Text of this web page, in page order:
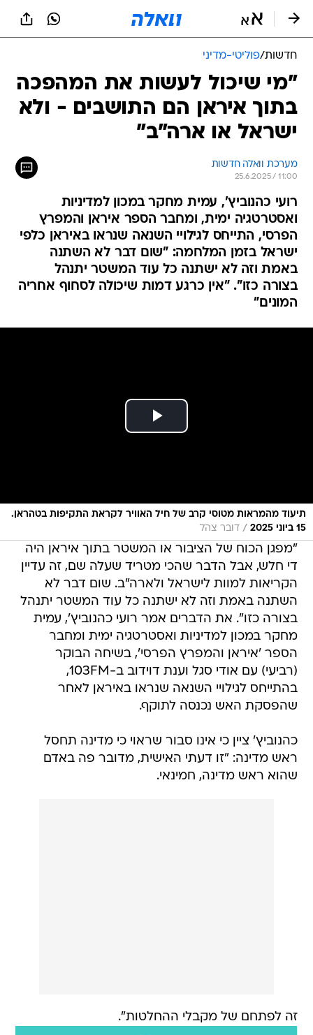
חדשות/פוליטי-מדיני
"מי שיכול לעשות את המהפכה
בתוך איראן הם התושבים - ולא
ישראל או ארה"ב"
מערכת וואלה חדשות
25.6.2025 / 11:00
רועי כהנוביץ', עמית מחקר במכון למדיניות
ואסטרטגיה ימית, ומחבר הספר איראן והמפרץ
הפרסי, התייחס לגילויי השנאה שנראו באיראן כלפי
ישראל בזמן המלחמה: "שום דבר לא השתנה
באמת וזה לא ישתנה כל עוד המשטר יתנהל
בצורה כזו". "אין כרגע דמות שיכולה לסחוף אחריה
המונים"
תיעוד מהמראות מטוסי קרב של חיל האוויר לקראת התקיפות בטהראן.
15 ביוני 2025
/ דובר צהל
"מפגן הכוח של הציבור או המשטר בתוך איראן היה
די חלש, אבל הדבר שהכי מטריד שעלה שם, זה עדיין
הקריאות למוות לישראל ולארה"ב. שום דבר לא
השתנה באמת וזה לא ישתנה כל עוד המשטר יתנהל
בצורה כזו". את הדברים אמר רועי כהנוביץ', עמית
מחקר במכון למדיניות ואסטרטגיה ימית ומחבר
הספר 'איראן והמפרץ הפרסי', בשיחה הבוקר
(רביעי) עם אודי סגל וענת דוידוב ב-103FM,
בהתייחס לגילויי השנאה שנראו באיראן לאחר
שהפסקת האש נכנסה לתוקף.
כהנוביץ' ציין כי אינו סבור שראוי כי מדינה תחסל
ראש מדינה: "זו דעתי האישית, מדובר פה באדם
שהוא ראש מדינה, חמינאי.
זה לפתחם של מקבלי ההחלטות".